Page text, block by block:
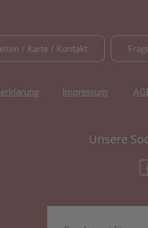
/ Karte / Kontakt
Impressum
Unsere